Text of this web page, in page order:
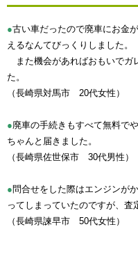
●古い車だったので廃車にお金
えるなんてびっくりしました。
また機会があればおもいでガ
た。
（長崎県対馬市 20代女性）
●廃車の手続きもすべて無料で
ちゃんと届きました。
（長崎県佐世保市 30代男性）
●問合せをした際はエンジンが
ってしまっていたのですが、査
（長崎県諫早市 50代女性）